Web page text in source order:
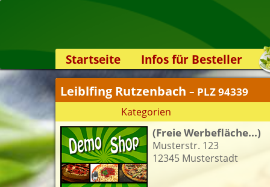
Startseite
Infos für Besteller
Lieferservice-App
Weiterempfehlen
Newsletter
Sicherheit
Kontakt
Leiblfing Rutzenbach – PLZ 94339
Kategorien
(Freie Werbefläche...)
Musterstr. 123
12345 Musterstadt